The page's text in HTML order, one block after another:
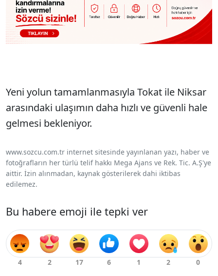
Yeni yolun tamamlanmasıyla Tokat ile Niksar
arasındaki ulaşımın daha hızlı ve güvenli hale
gelmesi bekleniyor.
www.sozcu.com.tr internet sitesinde yayınlanan yazı, haber ve
fotoğrafların her türlü telif hakkı Mega Ajans ve Rek. Tic. A.Ş'ye
aittir. İzin alınmadan, kaynak gösterilerek dahi iktibas
edilemez.
Bu habere emoji ile tepki ver